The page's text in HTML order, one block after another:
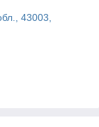
43003,